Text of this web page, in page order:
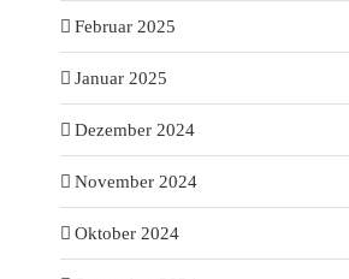
Februar 2025
Januar 2025
Dezember 2024
November 2024
Oktober 2024